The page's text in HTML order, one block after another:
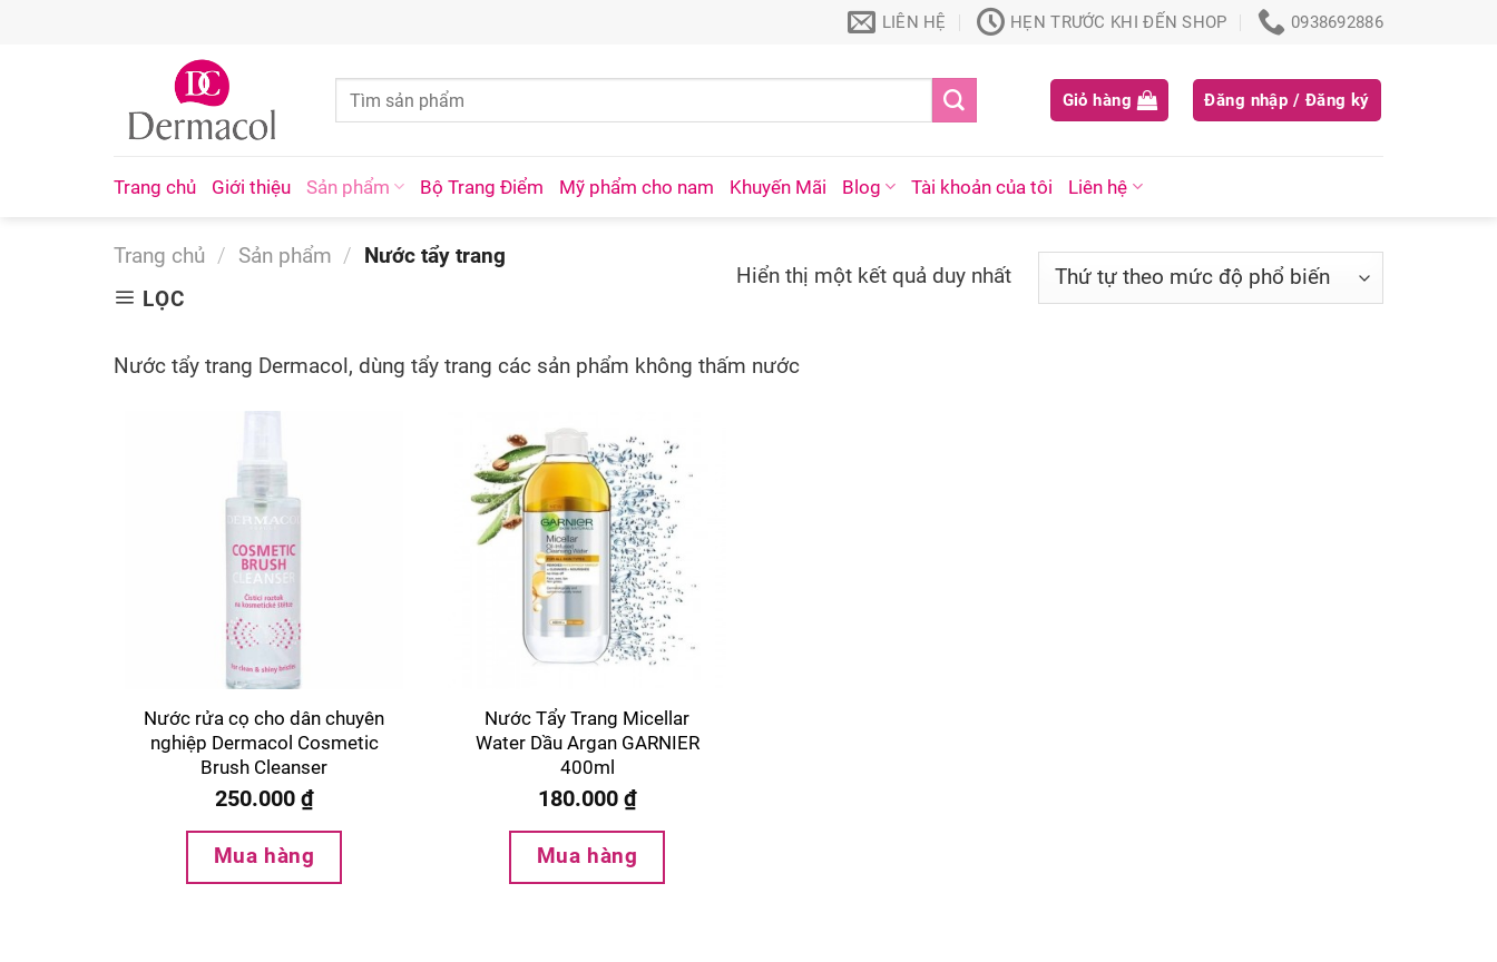
LIÊN HỆ HẸN TRƯỚC KHI ĐẾN SHOP 0938692886
Giỏ hàng Đăng nhập / Đăng ký
Trang chủ Giới thiệu Sản phẩm Bộ Trang Điểm Mỹ phẩm cho nam Khuyến Mãi Blog Tài khoản của tôi Liên hệ
Trang chủ / Sản phẩm / Nước tẩy trang
LỌC
Hiển thị một kết quả duy nhất
Nước tẩy trang Dermacol, dùng tẩy trang các sản phẩm không thấm nước
Nước rửa cọ cho dân chuyên
nghiệp Dermacol Cosmetic
Brush Cleanser
250.000 ₫
Mua hàng
Nước Tẩy Trang Micellar
Water Dầu Argan GARNIER
400ml
180.000 ₫
Mua hàng